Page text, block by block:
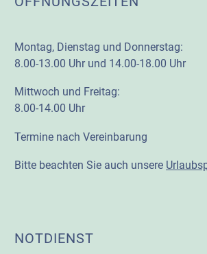
Montag, Dienstag und Donnerstag:
8.00-13.00 Uhr und 14.00-18.00 Uhr
Mittwoch und Freitag:
8.00-14.00 Uhr
Termine nach Vereinbarung
Bitte beachten Sie auch unsere
NOTDIENST